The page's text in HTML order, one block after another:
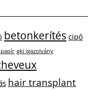
betonkerítés cipő
gki igazolvány
hair transplant